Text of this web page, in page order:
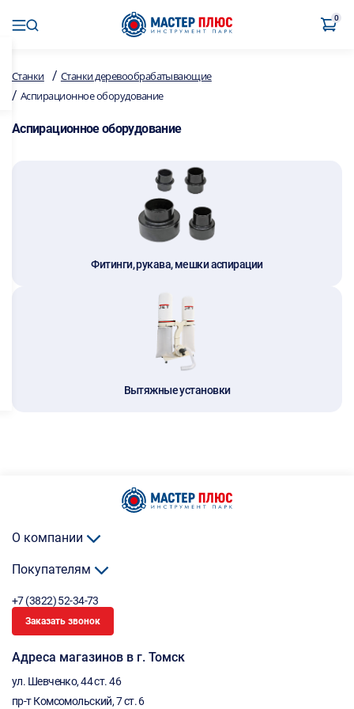
0
Станки / Станки деревообрабатывающие
/ Аспирационное оборудование
Аспирационное оборудование
Фитинги, рукава, мешки аспирации
Вытяжные установки
О компании
Покупателям
+7 (3822) 52-34-73
Заказать звонок
Адреса магазинов в г. Томск
ул. Шевченко, 44 ст. 46
пр-т Комсомольский, 7 ст. 6